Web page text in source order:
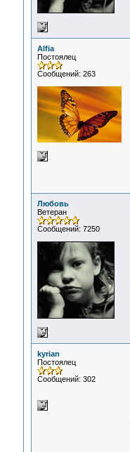
Alfia
Постоялец
Сообщений: 263
Любовь
Ветеран
Сообщений: 7250
kyrian
Постоялец
Сообщений: 302